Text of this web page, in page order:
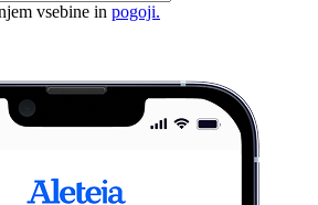
vsebine in pogoji.